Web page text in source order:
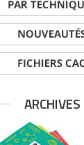
ARCHIVES